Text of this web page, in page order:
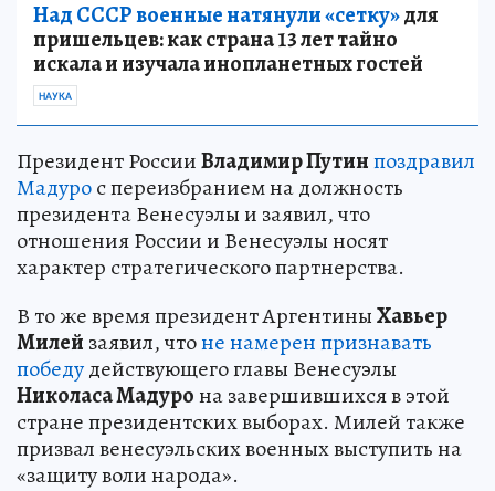
Над СССР военные натянули «сетку»для
пришельцев: как страна 13 лет тайно
искала и изучала инопланетных гостей
НАУКА
Президент РоссииВладимир Путинпоздравил
Мадурос переизбранием на должность
президента Венесуэлы и заявил, что
отношения России и Венесуэлы носят
характер стратегического партнерства.
В то же время президент АргентиныХавьер
Милей заявил, чтоне намерен признавать
победудействующего главы Венесуэлы
Николаса Мадурона завершившихся в этой
стране президентских выборах. Милей также
призвал венесуэльских военных выступить на
«защиту воли народа».